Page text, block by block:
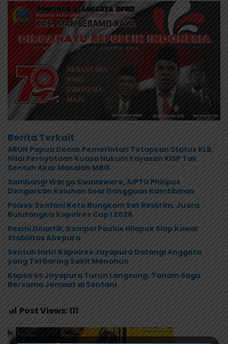
Berita Terkait
ARUN Papua Desak Pemerintah Tetapkan Status KLB,
Nilai Pernyataan Kuasa Hukum Yayasan KISP Tak
Sentuh Akar Masalah MBG
Sambangi Warga Kwadeware, AIPTU Philipus
Dengarkan Keluhan Soal Gangguan Kamtibmas
Polsek Sentani Kota Bungkam Sat Reskrim, Juara
Bulutangkis Kapolres Cup I 2026
Resmi Dilantik, Kompol Paulus Hilapok Siap Kawal
Stabilitas Abepura
Sentuh Hati! Kapolres Jayapura Datangi Anggota
yang Terbaring Sakit Menahun
Kapolres Jayapura Turun Langsung, Tanam Sagu
Bersama Jemaat di Sentani
Post Views:111